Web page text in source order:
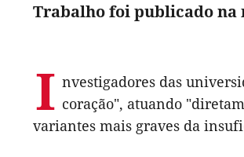
Trabalho foi publicado na
I nvestigadores das
coração", atuando
variantes mais graves da